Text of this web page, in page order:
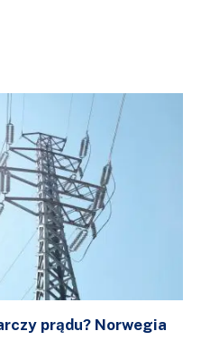
prądu? Norwegia